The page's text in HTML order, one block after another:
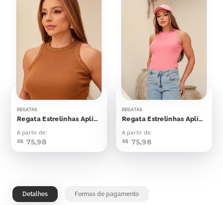
REGATAS
Regata Estrelinhas Aplicação
A partir de:
R$ 75,98
REGATAS
Regata Estrelinhas Aplicação
A partir de:
R$ 75,98
Detalhes Formas de pagamento